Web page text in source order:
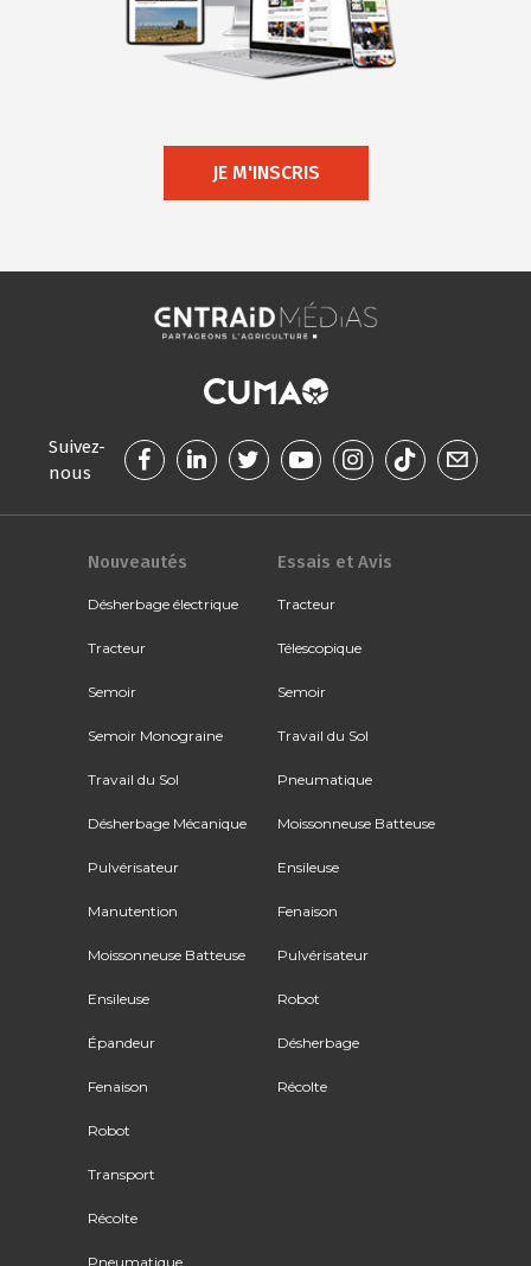
JE M'INSCRIS
Suivez-
nous
Nouveautés
Désherbage électrique
Tracteur
Semoir
Semoir Monograine
Travail du Sol
Désherbage Mécanique
Pulvérisateur
Manutention
Moissonneuse Batteuse
Ensileuse
Épandeur
Fenaison
Robot
Transport
Récolte
Pneumatique
Essais et Avis
Tracteur
Télescopique
Semoir
Travail du Sol
Pneumatique
Moissonneuse Batteuse
Ensileuse
Fenaison
Pulvérisateur
Robot
Désherbage
Récolte